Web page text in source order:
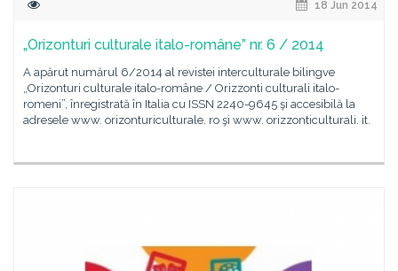
18 Jun 2014
„Orizonturi culturale italo-române” nr. 6 / 2014
A apărut numărul 6/2014 al revistei interculturale bilingve
„Orizonturi culturale italo-române / Orizzonti culturali italo-
romeni”, înregistrată în Italia cu ISSN 2240-9645 şi accesibilă la
adresele www. orizonturiculturale. ro şi www. orizzonticulturali. it.